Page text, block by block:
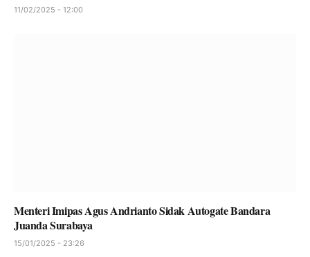
11/02/2025 - 12:00
Menteri Imipas Agus Andrianto Sidak Autogate Bandara
Juanda Surabaya
15/01/2025 - 23:26